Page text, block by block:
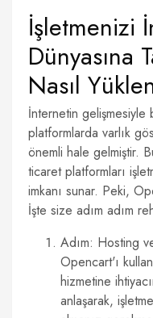
İşletmenizi
Dünyasına
Nasıl
İnternetin gelişmesiyle
platformlarda varlık
önemli hale gelmiştir.
ticaret platformları
imkanı sunar. Peki,
İşte size adım adım
Adım: Hosting
Opencart'ı
hizmetine
anlaşarak,